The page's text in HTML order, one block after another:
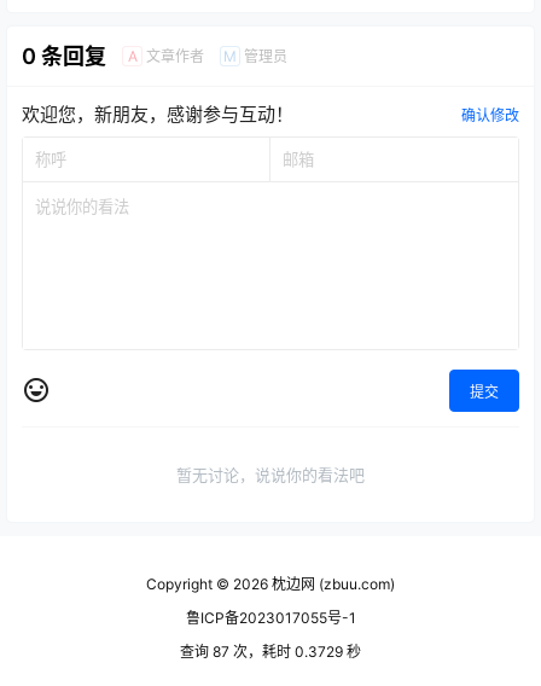
0 条回复 A 文章作者 M 管理员
欢迎您，新朋友，感谢参与互动！ 确认修改
提交
暂无讨论，说说你的看法吧
Copyright © 2026 枕边网 (zbuu.com)
鲁ICP备2023017055号-1
查询 87 次，耗时 0.3729 秒